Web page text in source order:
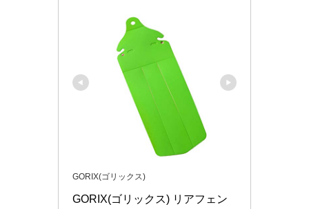
GORIX(ゴリックス)
GORIX(ゴリックス) リアフェン